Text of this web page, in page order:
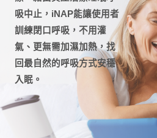
吸中止，iNAP能讓使用者
訓練閉口呼吸，不用灌
氣、更無需加濕加熱，找
回最自然的呼吸方式安穩
入眠。